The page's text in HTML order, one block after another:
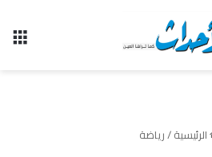
الرئيسية/رياضة